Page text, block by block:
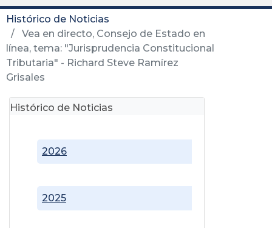
Histórico de Noticias
Vea en directo, Consejo de Estado en
línea, tema: "Jurisprudencia Constitucional
Tributaria" - Richard Steve Ramírez
Grisales
Histórico de Noticias
2025
2026